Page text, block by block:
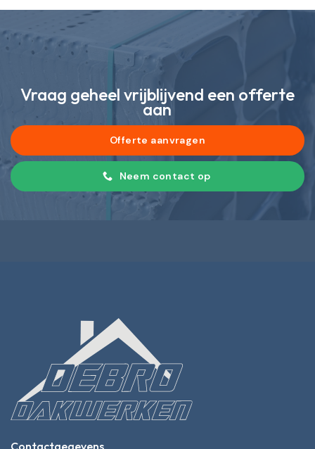
Vraag geheel vrijblijvend een offerte
aan
Offerte aanvragen
Neem contact op
Contactgegevens